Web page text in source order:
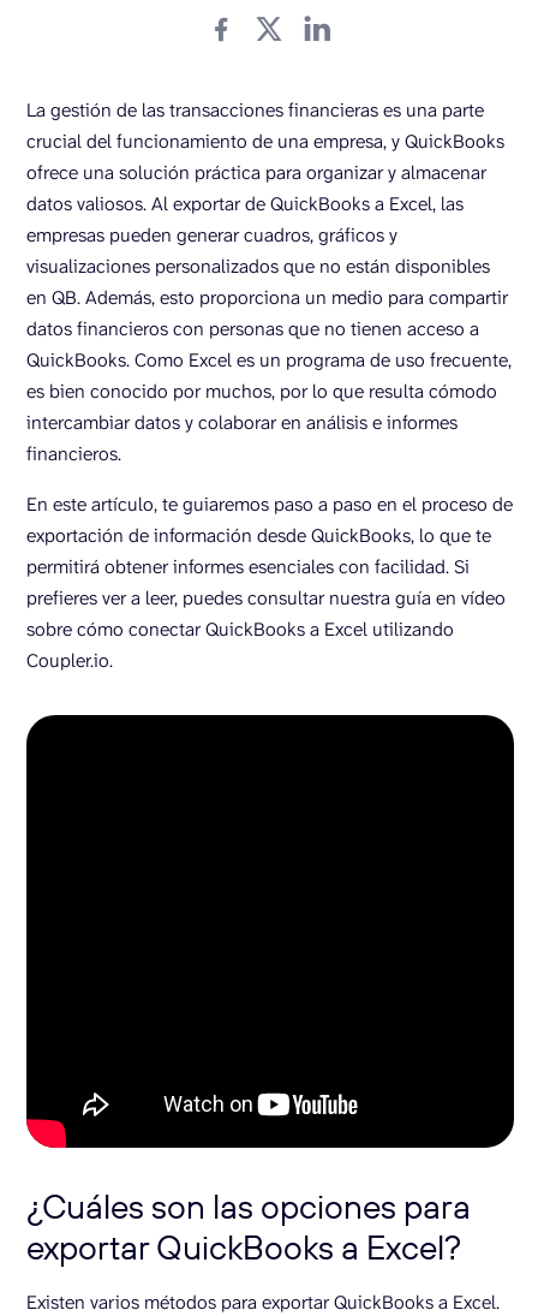
La gestión de las transacciones financieras es una parte
crucial del funcionamiento de una empresa, y QuickBooks
ofrece una solución práctica para organizar y almacenar
datos valiosos. Al exportar de QuickBooks a Excel, las
empresas pueden generar cuadros, gráficos y
visualizaciones personalizados que no están disponibles
en QB. Además, esto proporciona un medio para compartir
datos financieros con personas que no tienen acceso a
QuickBooks. Como Excel es un programa de uso frecuente,
es bien conocido por muchos, por lo que resulta cómodo
intercambiar datos y colaborar en análisis e informes
financieros.
En este artículo, te guiaremos paso a paso en el proceso de
exportación de información desde QuickBooks, lo que te
permitirá obtener informes esenciales con facilidad. Si
prefieres ver a leer, puedes consultar nuestra guía en vídeo
sobre cómo conectar QuickBooks a Excel utilizando
Coupler.io.
¿Cuáles son las opciones para
exportar QuickBooks a Excel?
Existen varios métodos para exportar QuickBooks a Excel.